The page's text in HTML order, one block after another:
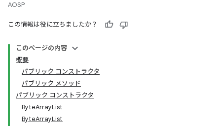
AOSP
この情報は役に立ちましたか？
このページの内容
概要
パブリック コンストラクタ
パブリック メソッド
パブリック コンストラクタ
ByteArrayList
ByteArrayList